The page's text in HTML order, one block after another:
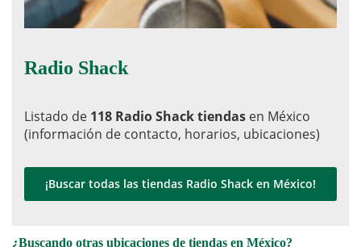
Radio Shack
Listado de 118 Radio Shack tiendas en México
(información de contacto, horarios, ubicaciones)
¡Buscar todas las tiendas Radio Shack en México!
¿Buscando otras ubicaciones de tiendas en México?